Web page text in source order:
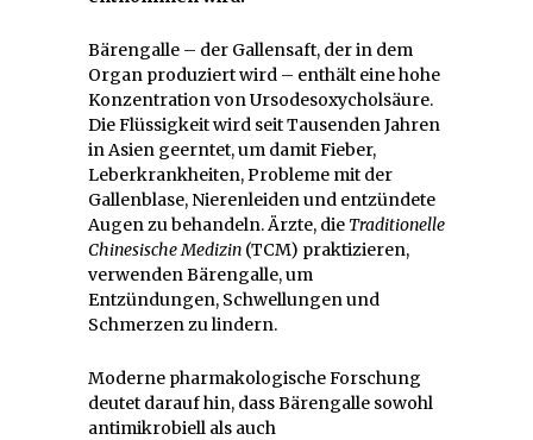
Bärengalle – der Gallensaft, der in dem
Organ produziert wird – enthält eine hohe
Konzentration von Ursodesoxycholsäure.
Die Flüssigkeit wird seit Tausenden Jahren
in Asien geerntet, um damit Fieber,
Leberkrankheiten, Probleme mit der
Gallenblase, Nierenleiden und entzündete
Augen zu behandeln. Ärzte, die Traditionelle
Chinesische Medizin (TCM) praktizieren,
verwenden Bärengalle, um
Entzündungen, Schwellungen und
Schmerzen zu lindern.
Moderne pharmakologische Forschung
deutet darauf hin, dass Bärengalle sowohl
antimikrobiell als auch